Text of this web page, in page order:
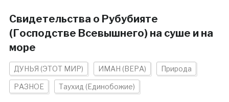
Свидетельства о Рубубияте
(Господстве Всевышнего) на суше и на
море
ДУНЬЯ (ЭТОТ МИР) ИМАН (ВЕРА) Природа
РАЗНОЕ Таухид (Единобожие)